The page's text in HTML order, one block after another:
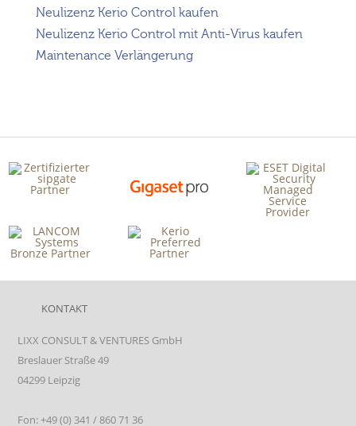
Neulizenz Kerio Control kaufen
Neulizenz Kerio Control mit Anti-Virus kaufen
Maintenance Verlängerung
KONTAKT
LIXX CONSULT & VENTURES GmbH
Breslauer Straße 49
04299 Leipzig
Fon: +49 (0) 341 / 860 71 36